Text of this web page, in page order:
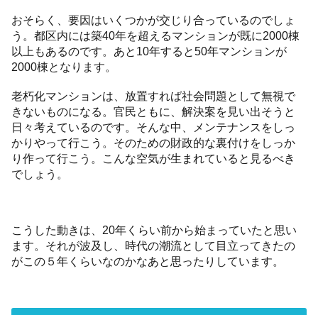
おそらく、要因はいくつかが交じり合っているのでしょ
う。都区内には築40年を超えるマンションが既に2000棟
以上もあるのです。あと10年すると50年マンションが
2000棟となります。
老朽化マンションは、放置すれば社会問題として無視で
きないものになる。官民ともに、解決案を見い出そうと
日々考えているのです。そんな中、メンテナンスをしっ
かりやって行こう。そのための財政的な裏付けをしっか
り作って行こう。こんな空気が生まれていると見るべき
でしょう。
こうした動きは、20年くらい前から始まっていたと思い
ます。それが波及し、時代の潮流として目立ってきたの
がこの５年くらいなのかなあと思ったりしています。